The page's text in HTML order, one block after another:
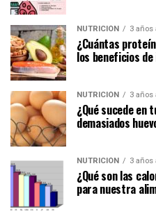
NUTRICIÓN 3 años
¿Cuántas
los beneficios
NUTRICIÓN 3 años
¿Qué sucede en
demasiados
NUTRICIÓN 3 años
¿Qué son las
para nuestra